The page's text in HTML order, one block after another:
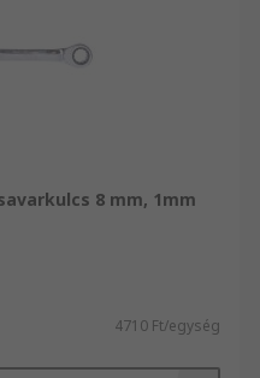
8 mm, 1mm
4710 Ft/egység